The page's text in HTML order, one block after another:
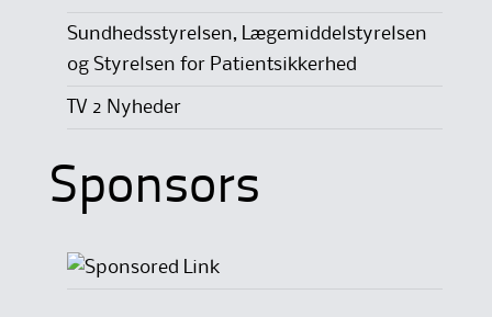
Sundhedsstyrelsen, Lægemiddelstyrelsen
og Styrelsen for Patientsikkerhed
TV 2 Nyheder
Sponsors